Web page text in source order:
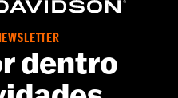
dentro